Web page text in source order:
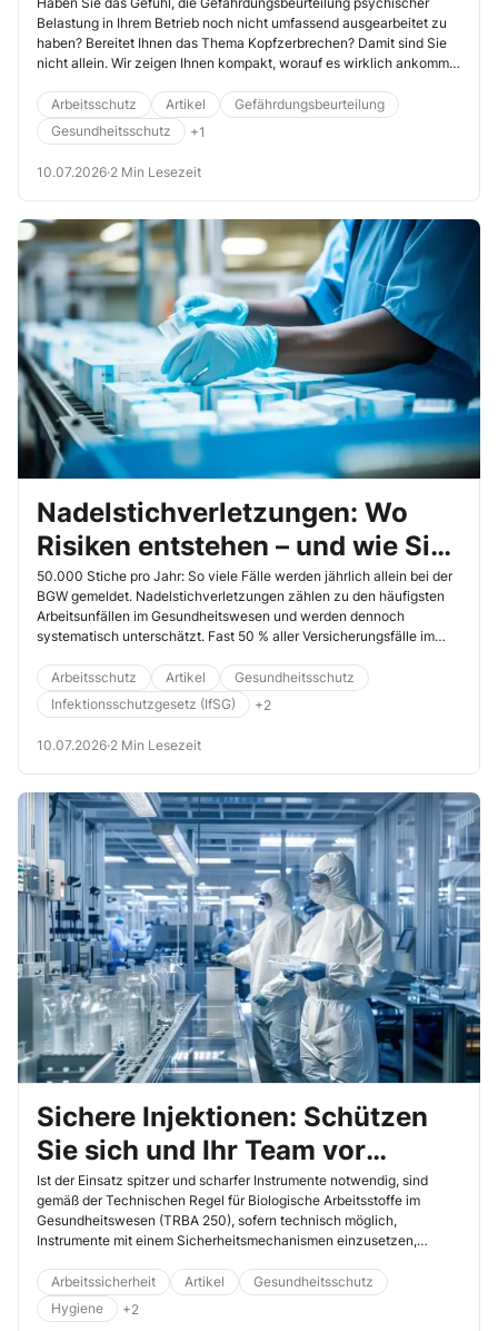
Belastung in Ihrem Betrieb noch nicht umfassend ausgearbeitet zu
haben? Bereitet Ihnen das Thema Kopfzerbrechen? Damit sind Sie
nicht allein. Wir zeigen Ihnen kompakt, worauf es wirklich ankommt
Arbeitsschutz
Artikel
Gefährdungsbeurteilung
Gesundheitsschutz
+1
10.07.2026·2 Min Lesezeit
Nadelstichverletzungen: Wo
Risiken entstehen – und wie Sie
sie vermeiden
50.000 Stiche pro Jahr: So viele Fälle werden jährlich allein bei der
BGW gemeldet. Nadelstichverletzungen zählen zu den häufigsten
Arbeitsunfällen im Gesundheitswesen und werden dennoch
systematisch unterschätzt. Fast 50 % aller Versicherungsfälle im
zurück.
Arbeitsschutz Artikel
Gesundheitsschutz
Infektionsschutzgesetz (IfSG)
+2
10.07.2026·2 Min Lesezeit
Sichere Injektionen: Schützen
Sie sich und Ihr Team vor
Nadelstichverletzungen
Ist der Einsatz spitzer und scharfer Instrumente notwendig, sind
gemäß der Technischen Regel für Biologische Arbeitsstoffe im
Gesundheitswesen (TRBA 250), sofern technisch möglich,
Instrumente mit einem Sicherheitsmechanismen einzusetzen,
Nadelstichverletzungen zu verhindern. Dazu gehören
Venenverweilkanülen, Blutentnahmesysteme und Abwurfbehälter.
Doch worauf müssen Sie beim Kauf dieser Produkte achten, damit
Arbeitssicherheit Artikel
Gesundheitsschutz
Hygiene
+2